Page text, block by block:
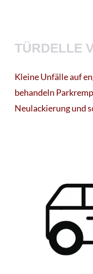
TÜRDELLE
Kleine Unfälle auf
behandeln
Neulackierung und